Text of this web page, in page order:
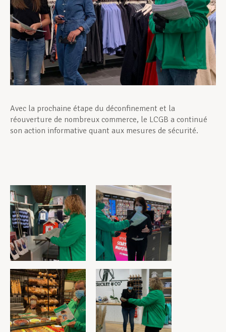
Devenir Membre
Actualités
Avec la prochaine étape du déconfinement et la
réouverture de nombreux commerce, le LCGB a continué
son action informative quant aux mesures de sécurité.